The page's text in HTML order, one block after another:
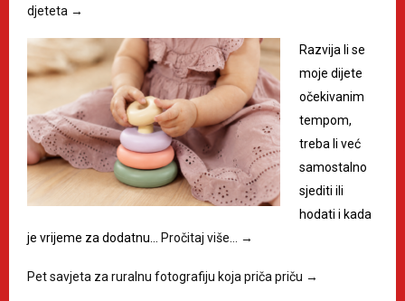
djeteta →
Razvija li se
moje dijete
očekivanim
tempom,
treba li već
samostalno
sjediti ili
hodati i kada
je vrijeme za dodatnu… Pročitaj više… →
Pet savjeta za ruralnu fotografiju koja priča priču →